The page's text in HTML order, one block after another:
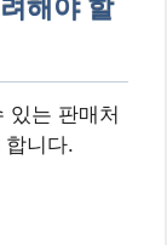
해야 할
있는 판매처
니다.